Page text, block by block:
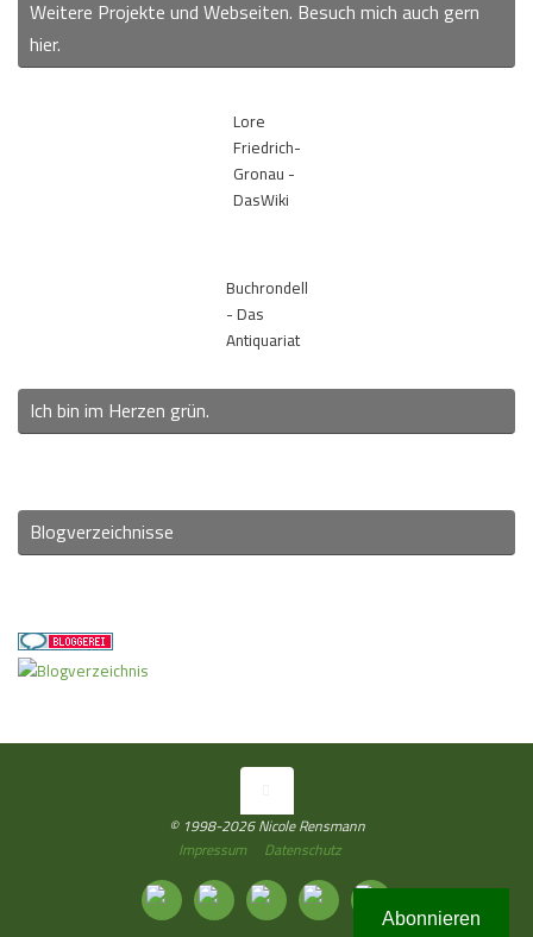
Weitere Projekte und Webseiten. Besuch mich auch gern
hier.
Lore
Friedrich-
Gronau -
DasWiki
Buchrondell
- Das
Antiquariat
Ich bin im Herzen grün.
Blogverzeichnisse
© 1998-2026 Nicole Rensmann
Impressum
Datenschutz
Abonnieren